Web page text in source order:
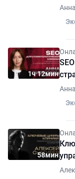
1ч 12мин
58мин